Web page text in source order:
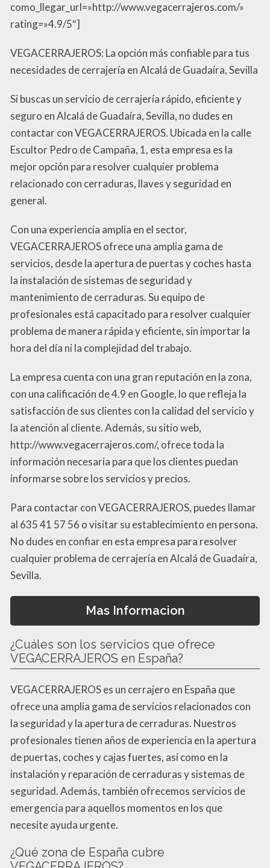
como_llegar_url=»http://www.vegacerrajeros.com/»
rating=»4.9/5″]
VEGACERRAJEROS: La opción más confiable para tus
necesidades de cerrajería en Alcalá de Guadaíra, Sevilla
Si buscas un servicio de cerrajería rápido, eficiente y
seguro en Alcalá de Guadaíra, Sevilla, no dudes en
contactar con VEGACERRAJEROS. Ubicada en la calle
Escultor Pedro de Campaña, 1, esta empresa es la
mejor opción para resolver cualquier problema
relacionado con cerraduras, llaves y seguridad en
general.
Con una experiencia amplia en el sector,
VEGACERRAJEROS ofrece una amplia gama de
servicios, desde la apertura de puertas y coches hasta
la instalación de sistemas de seguridad y
mantenimiento de cerraduras. Su equipo de
profesionales está capacitado para resolver cualquier
problema de manera rápida y eficiente, sin importar la
hora del día ni la complejidad del trabajo.
La empresa cuenta con una gran reputación en la zona,
con una calificación de 4.9 en Google, lo que refleja la
satisfacción de sus clientes con la calidad del servicio y
la atención al cliente. Además, su sitio web,
http://www.vegacerrajeros.com/, ofrece toda la
información necesaria para que los clientes puedan
informarse sobre los servicios y precios.
Para contactar con VEGACERRAJEROS, puedes llamar
al 635 41 57 56 o visitar su establecimiento en persona.
No dudes en confiar en esta empresa para resolver
cualquier problema de cerrajería en Alcalá de Guadaíra,
Sevilla.
Mas Informacion
¿Cuáles son los servicios que ofrece
VEGACERRAJEROS en España?
VEGACERRAJEROS es un cerrajero en España que
ofrece una amplia gama de servicios relacionados con
la seguridad y la apertura de cerraduras. Nuestros
profesionales tienen años de experiencia en la apertura
de puertas, coches y cajas fuertes, así como en la
instalación y reparación de cerraduras y sistemas de
seguridad. Además, también ofrecemos servicios de
emergencia para aquellos momentos en los que
necesite ayuda urgente.
¿Qué zona de España cubre